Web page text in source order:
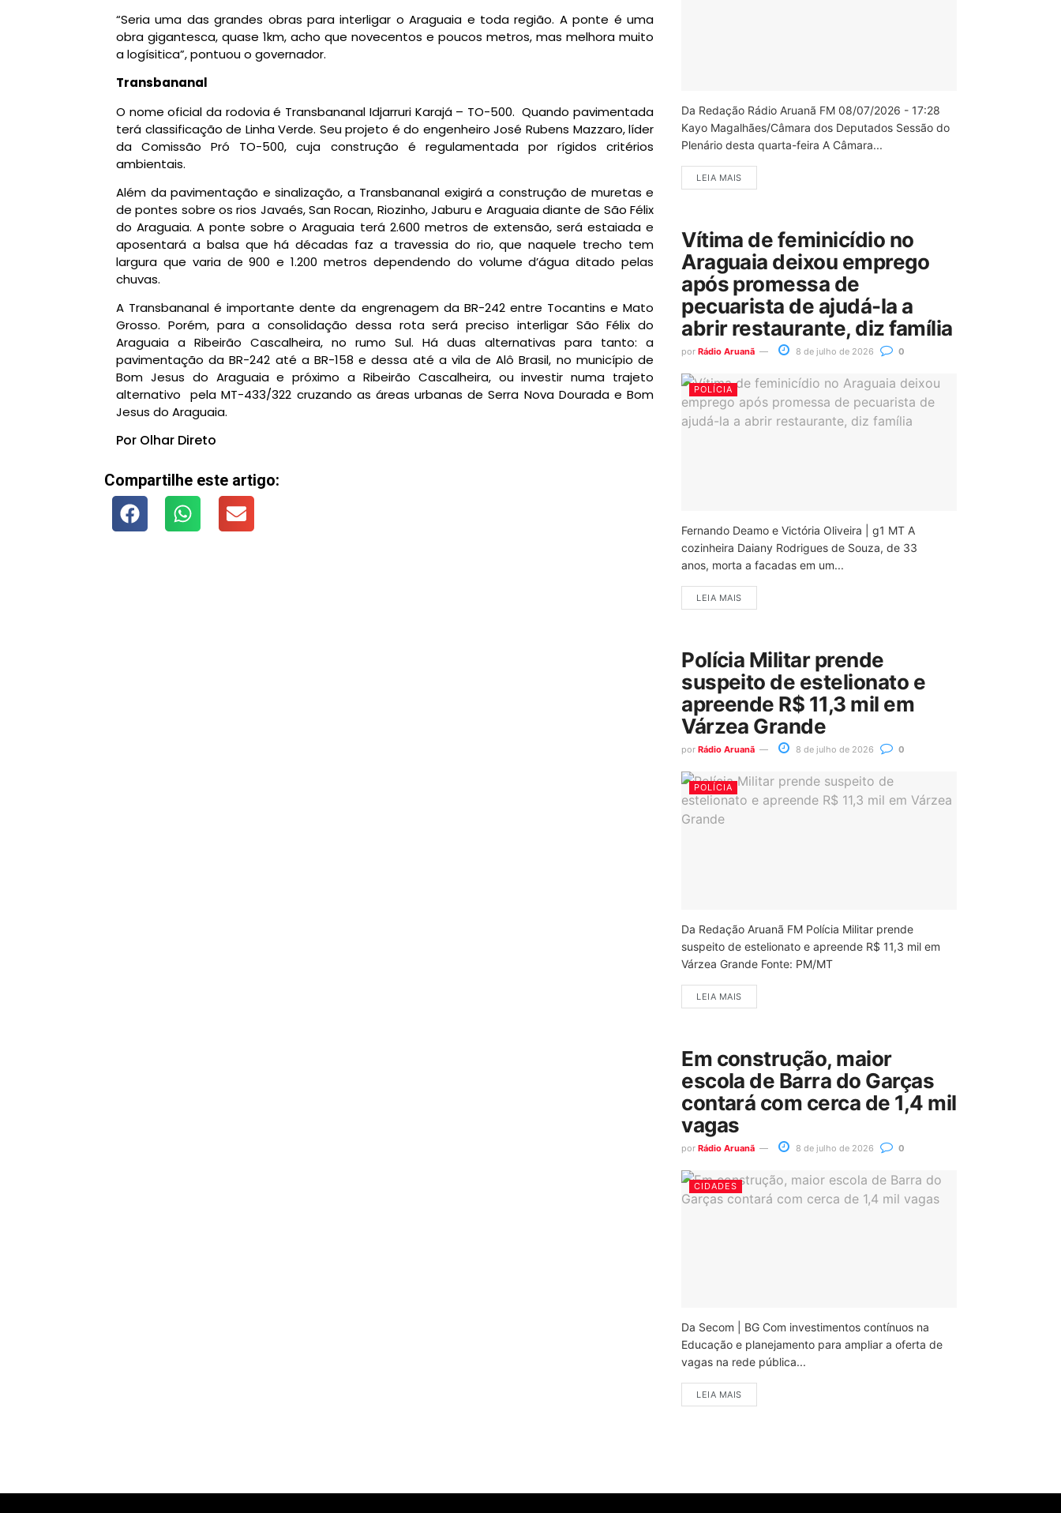
“Seria uma das grandes obras para interligar o Araguaia e toda região. A ponte é uma
obra gigantesca, quase 1km, acho que novecentos e poucos metros, mas melhora muito
a logísitica”, pontuou o governador.
Transbananal
O nome oficial da rodovia é Transbananal Idjarruri Karajá – TO-500. Quando pavimentada
terá classificação de Linha Verde. Seu projeto é do engenheiro José Rubens Mazzaro, líder
da Comissão Pró TO-500, cuja construção é regulamentada por rígidos critérios
ambientais.
Além da pavimentação e sinalização, a Transbananal exigirá a construção de muretas e
de pontes sobre os rios Javaés, San Rocan, Riozinho, Jaburu e Araguaia diante de São Félix
do Araguaia. A ponte sobre o Araguaia terá 2.600 metros de extensão, será estaiada e
aposentará a balsa que há décadas faz a travessia do rio, que naquele trecho tem
largura que varia de 900 e 1.200 metros dependendo do volume d’água ditado pelas
chuvas.
A Transbananal é importante dente da engrenagem da BR-242 entre Tocantins e Mato
Grosso. Porém, para a consolidação dessa rota será preciso interligar São Félix do
Araguaia a Ribeirão Cascalheira, no rumo Sul. Há duas alternativas para tanto: a
pavimentação da BR-242 até a BR-158 e dessa até a vila de Alô Brasil, no município de
Bom Jesus do Araguaia e próximo a Ribeirão Cascalheira, ou investir numa trajeto
alternativo pela MT-433/322 cruzando as áreas urbanas de Serra Nova Dourada e Bom
Jesus do Araguaia.
Por Olhar Direto
Compartilhe este artigo:
Da Redação Rádio Aruanã FM 08/07/2026 - 17:28
Kayo Magalhães/Câmara dos Deputados Sessão do
Plenário desta quarta-feira A Câmara...
LEIA MAIS
Vítima de feminicídio no
Araguaia deixou emprego
após promessa de
pecuarista de ajudá-la a
abrir restaurante, diz família
por Rádio Aruanã 8 de julho de 2026 0
POLÍCIA
Fernando Deamo e Victória Oliveira | g1 MT A
cozinheira Daiany Rodrigues de Souza, de 33
anos, morta a facadas em um...
LEIA MAIS
Polícia Militar prende
suspeito de estelionato e
apreende R$ 11,3 mil em
Várzea Grande
por Rádio Aruanã 8 de julho de 2026 0
POLÍCIA
Da Redação Aruanã FM Polícia Militar prende
suspeito de estelionato e apreende R$ 11,3 mil em
Várzea Grande Fonte: PM/MT
LEIA MAIS
Em construção, maior
escola de Barra do Garças
contará com cerca de 1,4 mil
vagas
por Rádio Aruanã 8 de julho de 2026 0
CIDADES
Da Secom | BG Com investimentos contínuos na
Educação e planejamento para ampliar a oferta de
vagas na rede pública...
LEIA MAIS